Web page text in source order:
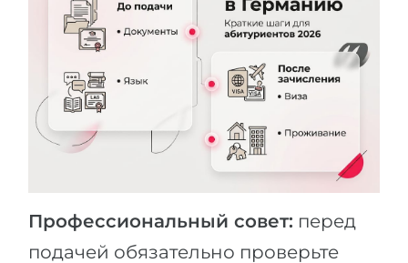
Профессиональный совет: перед
подачей обязательно проверьте